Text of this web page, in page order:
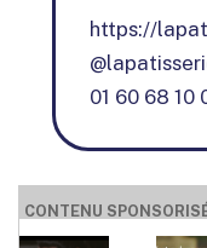
https://
01 60 68 10
CONTENU